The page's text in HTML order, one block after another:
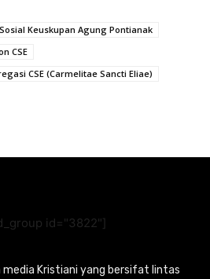
Keuskupan Agung Pontianak
CSE
CSE (Carmelitae Sancti Eliae)
id="3822"]
Kristiani yang bersifat lintas